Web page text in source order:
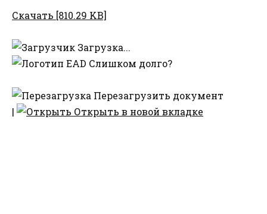
Скачать [810.29 KB]
Загрузка...
Слишком долго?
Перезагрузить документ
|
Открыть в новой вкладке